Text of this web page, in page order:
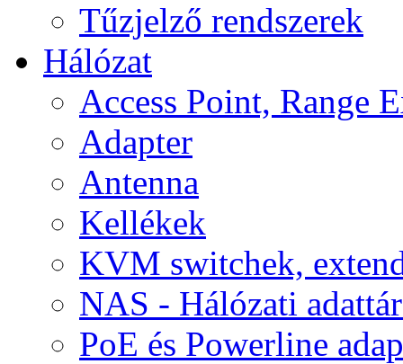
Tűzjelző rendszerek
Hálózat
Access Point, Range
Adapter
Antenna
Kellékek
KVM switchek,
NAS - Hálózati
PoE és Powerline